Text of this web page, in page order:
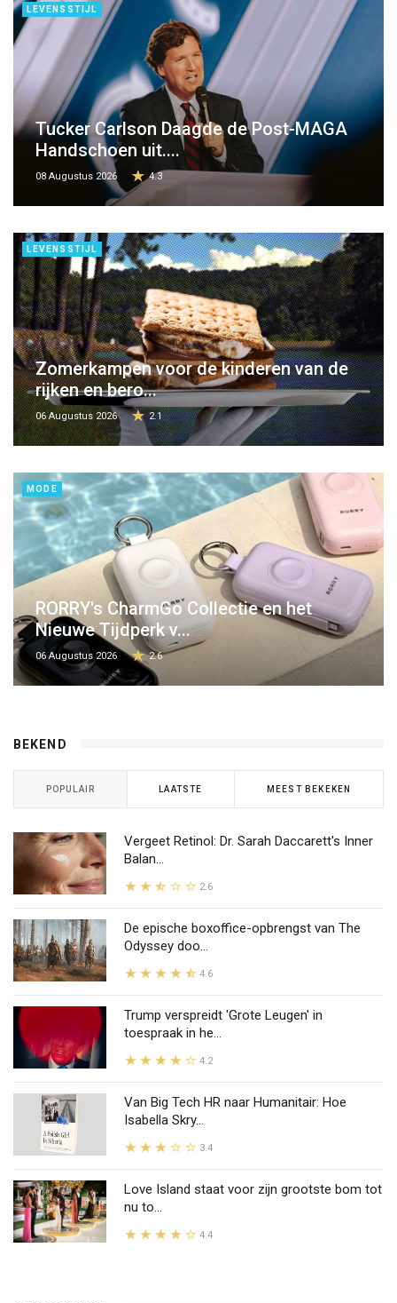
LEVENSSTIJL
Tucker Carlson Daagde de Post-MAGA
Handschoen uit....
08 Augustus 2026 4.3
LEVENSSTIJL
Zomerkampen voor de kinderen van de
rijken en bero...
06 Augustus 2026 2.1
MODE
RORRY's CharmGo Collectie en het
Nieuwe Tijdperk v...
06 Augustus 2026 2.6
BEKEND
POPULAIR LAATSTE MEEST BEKEKEN
Vergeet Retinol: Dr. Sarah Daccarett's Inner
Balan...
2.6
De epische boxoffice-opbrengst van The
Odyssey doo...
4.6
Trump verspreidt 'Grote Leugen' in
toespraak in he...
4.2
Van Big Tech HR naar Humanitair: Hoe
Isabella Skry...
3.4
Love Island staat voor zijn grootste bom tot
nu to...
4.4